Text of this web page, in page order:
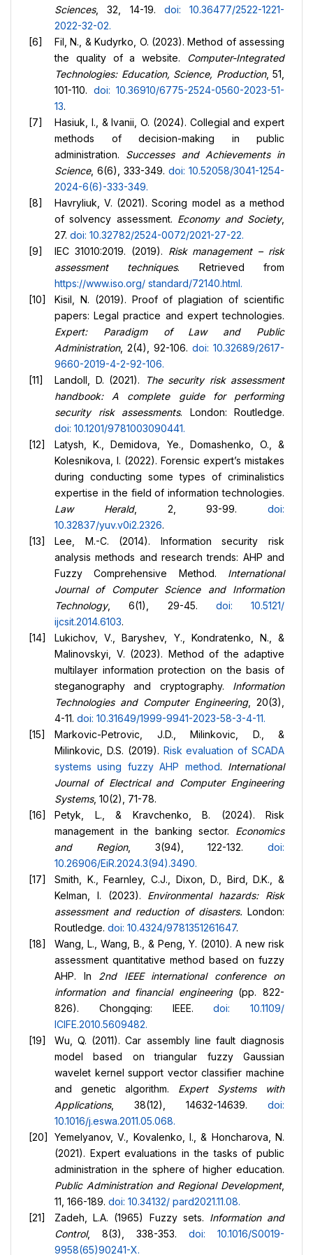
Sciences, 32, 14-19. doi: 10.36477/2522-1221-
2022-32-02.
Fil, N., & Kudyrko, O. (2023). Method of assessing
the quality of a website. Computer-Integrated
Technologies: Education, Science, Production, 51,
101-110. doi: 10.36910/6775-2524-0560-2023-51-
13.
Hasiuk, I., & Ivanii, O. (2024). Collegial and expert
methods of decision-making in public
administration. Successes and Achievements in
Science, 6(6), 333-349. doi: 10.52058/3041-1254-
2024-6(6)-333-349.
Havryliuk, V. (2021). Scoring model as a method
of solvency assessment. Economy and Society,
27. doi: 10.32782/2524-0072/2021-27-22.
IEC 31010:2019. (2019). Risk management – risk
assessment techniques. Retrieved from
https://www.iso.org/ standard/72140.html.
Kisil, N. (2019). Proof of plagiation of scientific
papers: Legal practice and expert technologies.
Expert: Paradigm of Law and Public
Administration, 2(4), 92-106. doi: 10.32689/2617-
9660-2019-4-2-92-106.
Landoll, D. (2021).
The security risk assessment
handbook: A complete guide for performing
security risk assessments. London: Routledge.
doi: 10.1201/9781003090441.
Latysh, K., Demidova, Ye., Domashenko, O., &
Kolesnikova, I. (2022). Forensic expert’s mistakes
during conducting some types of criminalistics
expertise in the field of information technologies.
Law Herald, 2, 93-99. doi:
10.32837/yuv.v0i2.2326.
Lee, M.-C. (2014). Information security risk
analysis methods and research trends: AHP and
Fuzzy Comprehensive Method. International
Journal of Computer Science and Information
Technology, 6(1), 29-45. doi: 10.5121/
ijcsit.2014.6103.
Lukichov, V., Baryshev, Y., Kondratenko, N., &
Malinovskyi, V. (2023). Method of the adaptive
multilayer information protection on the basis of
steganography and cryptography. Information
Technologies and Computer Engineering, 20(3),
4-11. doi: 10.31649/1999-9941-2023-58-3-4-11.
Markovic-Petrovic, J.D., Milinkovic, D., &
Milinkovic, D.S. (2019). Risk evaluation of SCADA
systems using fuzzy AHP method. International
Journal of Electrical and Computer Engineering
Systems, 10(2), 71-78.
Petyk, L., & Kravchenko, B. (2024). Risk
management in the banking sector. Economics
and Region, 3(94), 122-132. doi:
10.26906/EiR.2024.3(94).3490.
Smith, K., Fearnley, C.J., Dixon, D., Bird, D.K., &
Kelman, I. (2023). Environmental hazards: Risk
assessment and reduction of disasters. London:
Routledge. doi: 10.4324/9781351261647.
Wang, L., Wang, B., & Peng, Y. (2010). A new risk
assessment quantitative method based on fuzzy
AHP. In 2nd IEEE international conference on
information and financial engineering(pp. 822-
826). Chongqing: IEEE.doi: 10.1109/
ICIFE.2010.5609482.
Wu, Q. (2011). Car assembly line fault diagnosis
model based on triangular fuzzy Gaussian
wavelet kernel support vector classifier machine
and genetic algorithm. Expert Systems with
Applications, 38(12), 14632-14639. doi:
10.1016/j.eswa.2011.05.068.
Yemelyanov, V., Kovalenko, I., & Honcharova, N.
(2021). Expert evaluations in the tasks of public
administration in the sphere of higher education.
Public Administration and Regional Development,
11, 166-189. doi: 10.34132/ pard2021.11.08.
Zadeh, L.A. (1965) Fuzzy sets. Information and
Control, 8(3), 338-353. doi: 10.1016/S0019-
9958(65)90241-X.